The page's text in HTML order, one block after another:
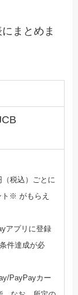
まとめま
税込）ごとに
ト※ がもらえ
アプリに登録
件達成が必
PayPayカー